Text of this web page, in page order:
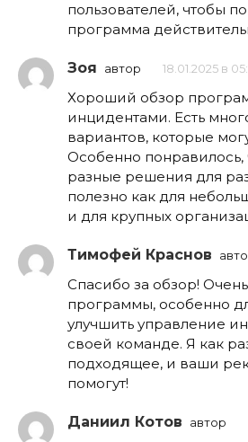
пользователей, чтобы
программа
Зоя автор 18.01.2025 в
Хороший обзор
инцидентами. Есть
вариантов, которые
Особенно понравилось,
разные решения для
полезно как для
и для крупных
Тимофей Краснов
Спасибо за обзор!
программы, особенно
улучшить управление
своей команде. Я как
подходящее, и ваши
помогут!
Даниил Котов автор